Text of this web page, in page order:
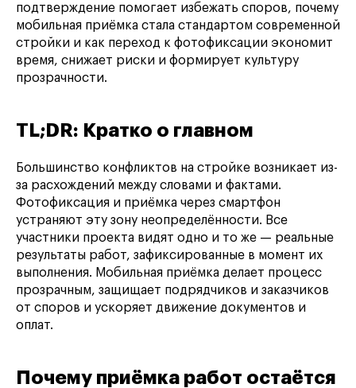
подтверждение помогает избежать споров, почему
мобильная приёмка стала стандартом современной
стройки и как переход к фотофиксации экономит
время, снижает риски и формирует культуру
прозрачности.
TL;DR: Кратко о главном
Большинство конфликтов на стройке возникает из-
за расхождений между словами и фактами.
Фотофиксация и приёмка через смартфон
устраняют эту зону неопределённости. Все
участники проекта видят одно и то же — реальные
результаты работ, зафиксированные в момент их
выполнения. Мобильная приёмка делает процесс
прозрачным, защищает подрядчиков и заказчиков
от споров и ускоряет движение документов и
оплат.
Почему приёмка работ остаётся